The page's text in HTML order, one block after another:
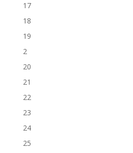
17
18
19
2
20
21
22
23
24
25